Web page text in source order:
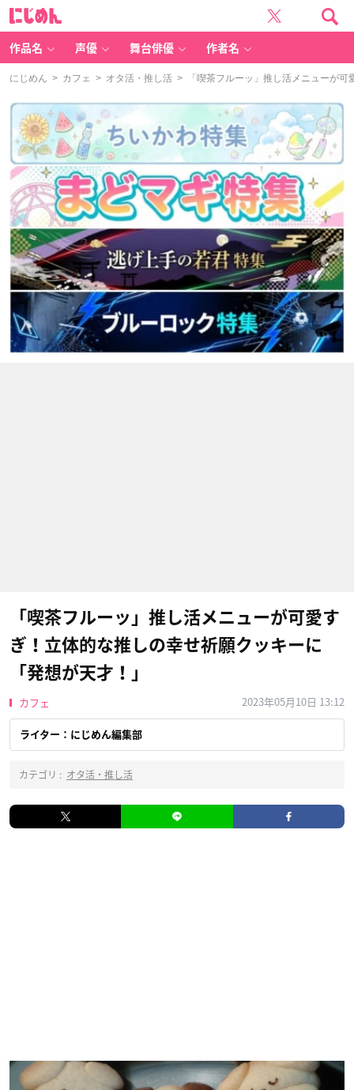
作品名 声優 舞台俳優 作者名
にじめん > カフェ > オタ活・推し活 > 「喫茶フルーッ」推し活メニューが可
「喫茶フルーッ」推し活メニューが可愛す
ぎ！立体的な推しの幸せ祈願クッキーに
「発想が天才！」
カフェ 2023年05月10日 13:12
ライター：にじめん編集部
カテゴリ : オタ活・推し活